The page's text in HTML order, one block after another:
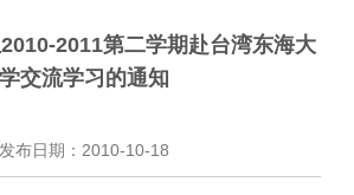
2011第二学期赴台湾东海大
学交流学习的通知
发布日期：2010-10-18